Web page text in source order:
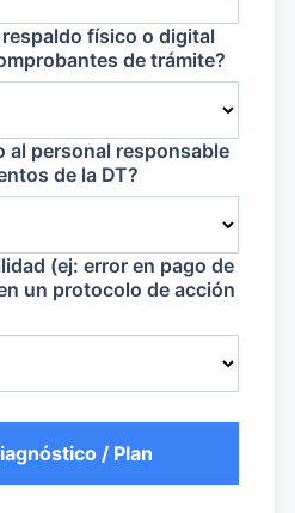
físico o digital
de trámite?
al personal responsable
de la DT?
(ej: error en pago de
un protocolo de acción
/ Plan